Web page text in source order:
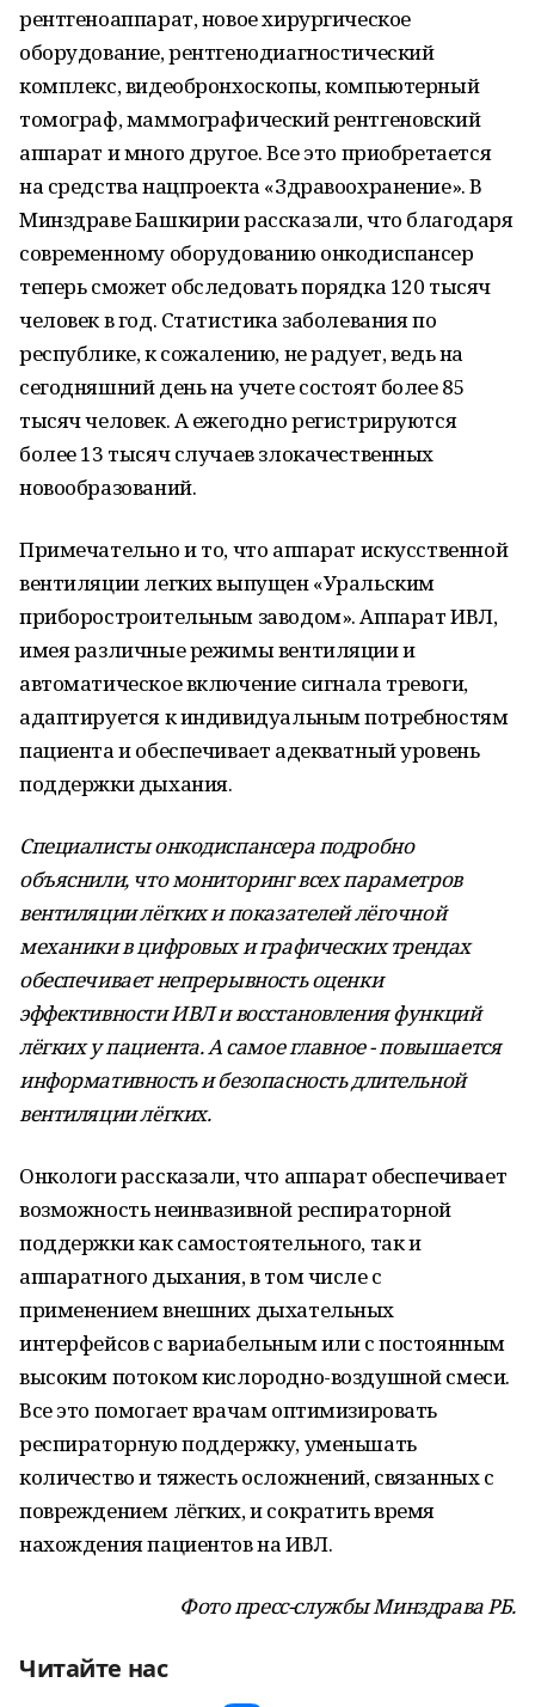
рентгеноаппарат, новое хирургическое
оборудование, рентгенодиагностический
комплекс, видеобронхоскопы, компьютерный
томограф, маммографический рентгеновский
аппарат и много другое. Все это приобретается
на средства нацпроекта «Здравоохранение». В
Минздраве Башкирии рассказали, что благодаря
современному оборудованию онкодиспансер
теперь сможет обследовать порядка 120 тысяч
человек в год. Статистика заболевания по
республике, к сожалению, не радует, ведь на
сегодняшний день на учете состоят более 85
тысяч человек. А ежегодно регистрируются
более 13 тысяч случаев злокачественных
новообразований.
Примечательно и то, что аппарат искусственной
вентиляции легких выпущен «Уральским
приборостроительным заводом». Аппарат ИВЛ,
имея различные режимы вентиляции и
автоматическое включение сигнала тревоги,
адаптируется к индивидуальным потребностям
пациента и обеспечивает адекватный уровень
поддержки дыхания.
Специалисты онкодиспансера подробно
объяснили, что мониторинг всех параметров
вентиляции лёгких и показателей лёгочной
механики в цифровых и графических трендах
обеспечивает непрерывность оценки
эффективности ИВЛ и восстановления функций
лёгких у пациента. А самое главное - повышается
информативность и безопасность длительной
вентиляции лёгких.
Онкологи рассказали, что аппарат обеспечивает
возможность неинвазивной респираторной
поддержки как самостоятельного, так и
аппаратного дыхания, в том числе с
применением внешних дыхательных
интерфейсов с вариабельным или с постоянным
высоким потоком кислородно-воздушной смеси.
Все это помогает врачам оптимизировать
респираторную поддержку, уменьшать
количество и тяжесть осложнений, связанных с
повреждением лёгких, и сократить время
нахождения пациентов на ИВЛ.
Фото пресс-службы Минздрава РБ.
Читайте нас